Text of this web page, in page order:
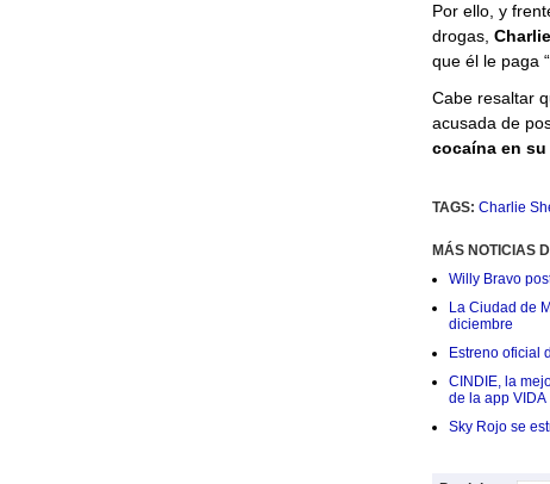
Por ello, y
drogas, Charlie
que él le paga
Cabe resaltar
acusada de
cocaína en su
TAGS: Charlie
MÁS NOTICIAS
Willy Bravo
La Ciudad de
diciembre
Estreno oficial
CINDIE, la
de la app VIDA
Sky Rojo se